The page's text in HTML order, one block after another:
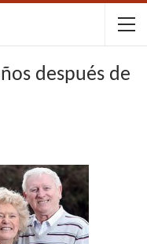
después de